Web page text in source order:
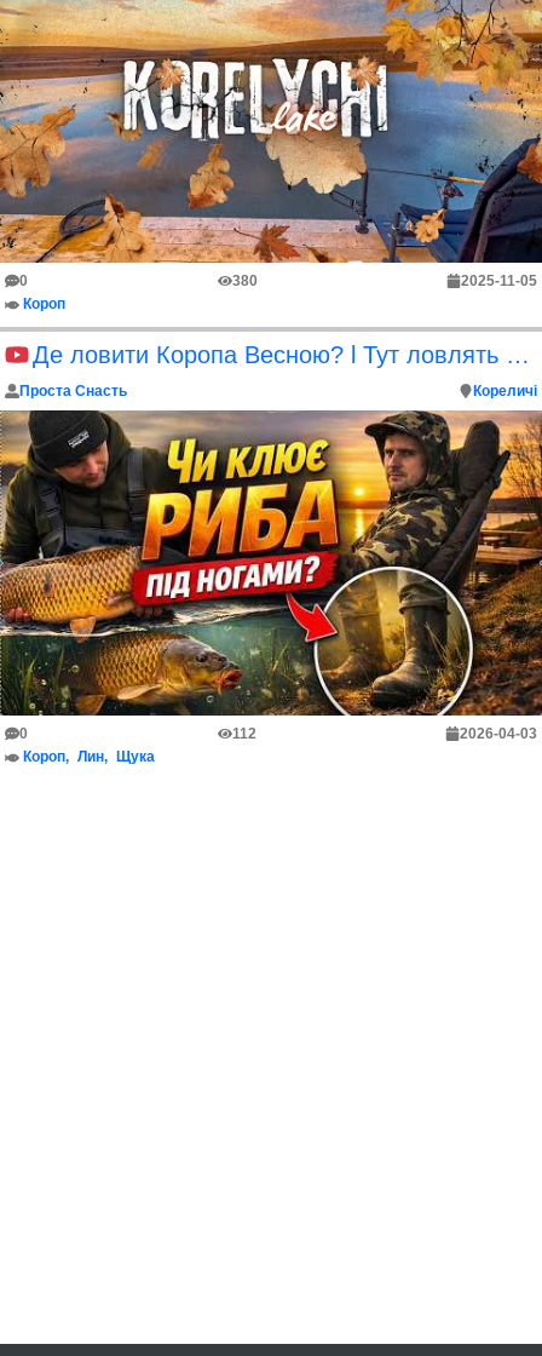
0 380
2025-11-05
Короп
Де ловити Коропа Весною? l Тут ловлять усі
Проста Снасть Кореличі
0 112
2026-04-03
Короп
Лин Щука